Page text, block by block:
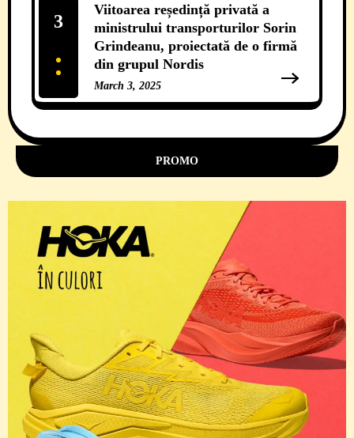
Viitoarea reședință privată a
ministrului transporturilor Sorin
Grindeanu, proiectată de o firmă
din grupul Nordis
March 3, 2025
11 Comments
3
PROMO